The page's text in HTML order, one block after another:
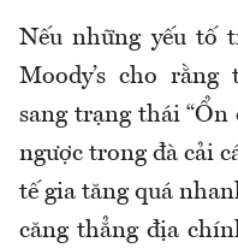
Nếu những yếu tố
Moody’s cho
sang trạng thái “Ổn
ngược trong đà cải
tế gia tăng quá
căng thẳng địa